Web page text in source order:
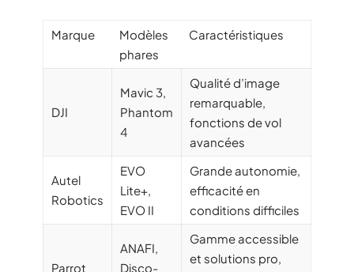
Marque
Modèles
phares
Caractéristiques
DJI
Mavic 3,
Phantom
4
Qualité d’image
remarquable,
fonctions de vol
avancées
Autel
Robotics
EVO
Lite+,
EVO II
Grande autonomie,
efficacité en
conditions difficiles
Parrot
ANAFI,
Disco-
Gamme accessible
et solutions pro,